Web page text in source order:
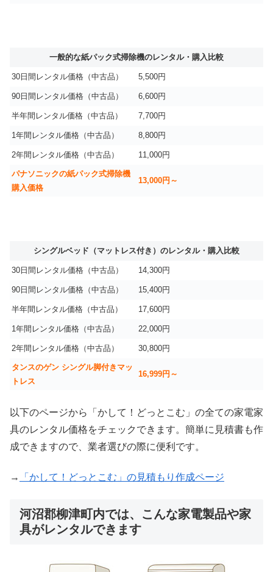
一般的な紙パック式掃除機のレンタル・購入比較
30日間レンタル価格（中古品） 5,500円
90日間レンタル価格（中古品） 6,600円
半年間レンタル価格（中古品） 7,700円
1年間レンタル価格（中古品） 8,800円
2年間レンタル価格（中古品） 11,000円
パナソニックの紙パック式掃除機
購入価格
13,000円～
シングルベッド（マットレス付き）のレンタル・購入比較
30日間レンタル価格（中古品） 14,300円
90日間レンタル価格（中古品） 15,400円
半年間レンタル価格（中古品） 17,600円
1年間レンタル価格（中古品） 22,000円
2年間レンタル価格（中古品） 30,800円
タンスのゲン シングル脚付きマッ
トレス
16,999円～
以下のページから「かして！どっとこむ」の全ての家電家
具のレンタル価格をチェックできます。簡単に見積書も作
成できますので、業者選びの際に便利です。
→ 「かして！どっとこむ」の見積もり作成ページ
河沼郡柳津町内では、こんな家電製品や家
具がレンタルできます